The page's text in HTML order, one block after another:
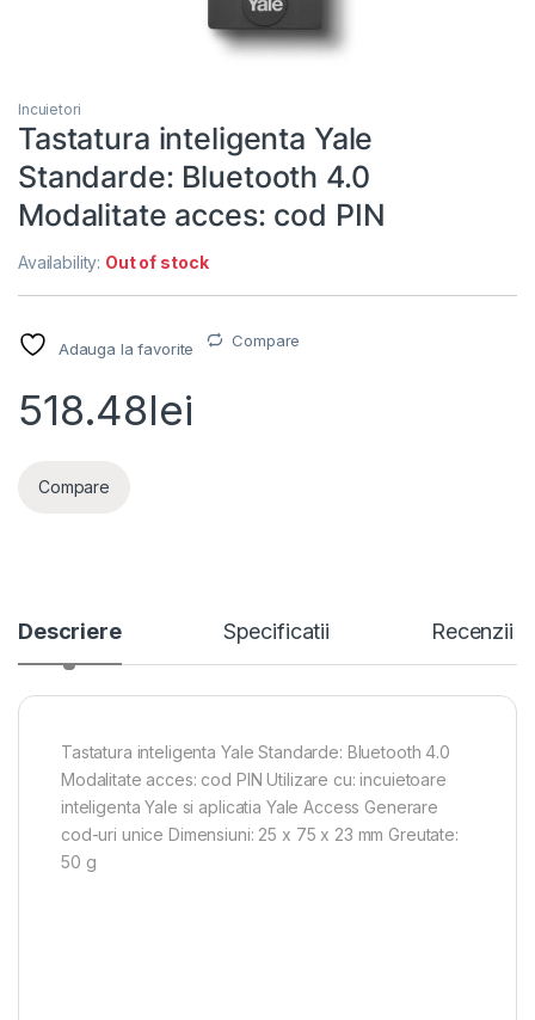
Incuietori
Tastatura inteligenta Yale
Standarde: Bluetooth 4.0
Modalitate acces: cod PIN
Availability: Out of stock
Adauga la favorite Compare
518.48lei
Compare
Descriere Specificatii Recenzii
Tastatura inteligenta Yale Standarde: Bluetooth 4.0
Modalitate acces: cod PIN Utilizare cu: incuietoare
inteligenta Yale si aplicatia Yale Access Generare
cod-uri unice Dimensiuni: 25 x 75 x 23 mm Greutate:
50 g